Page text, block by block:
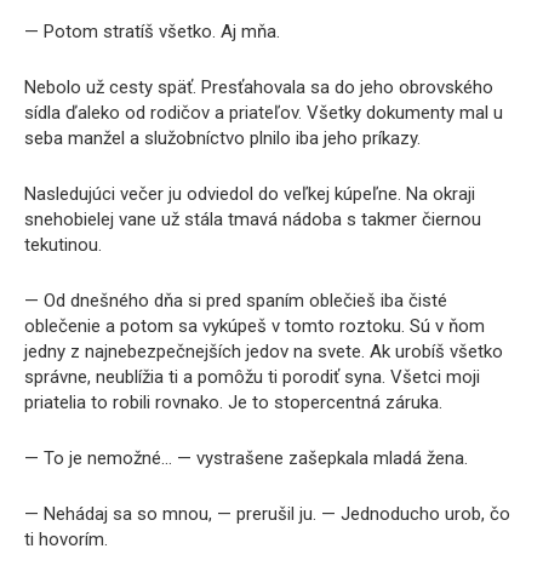
— Potom stratíš všetko. Aj mňa.
Nebolo už cesty späť. Presťahovala sa do jeho obrovského
sídla ďaleko od rodičov a priateľov. Všetky dokumenty mal u
seba manžel a služobníctvo plnilo iba jeho príkazy.
Nasledujúci večer ju odviedol do veľkej kúpeľne. Na okraji
snehobielej vane už stála tmavá nádoba s takmer čiernou
tekutinou.
— Od dnešného dňa si pred spaním oblečieš iba čisté
oblečenie a potom sa vykúpeš v tomto roztoku. Sú v ňom
jedny z najnebezpečnejších jedov na svete. Ak urobíš všetko
správne, neublížia ti a pomôžu ti porodiť syna. Všetci moji
priatelia to robili rovnako. Je to stopercentná záruka.
— To je nemožné… — vystrašene zašepkala mladá žena.
— Nehádaj sa so mnou, — prerušil ju. — Jednoducho urob, čo
ti hovorím.